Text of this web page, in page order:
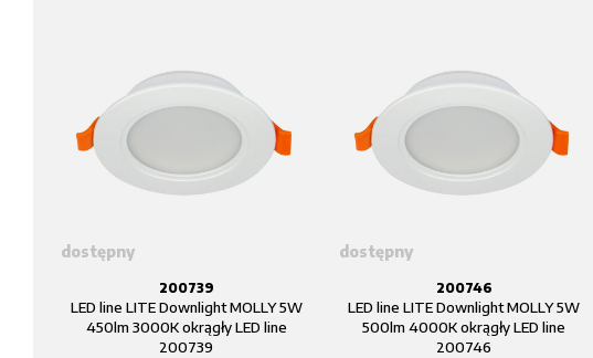
dostępny
200739
LED line LITE Downlight MOLLY 5W
450lm 3000K okrągły LED line
200739
dostępny
200746
LED line LITE Downlight MOLLY 5W
500lm 4000K okrągły LED line
200746